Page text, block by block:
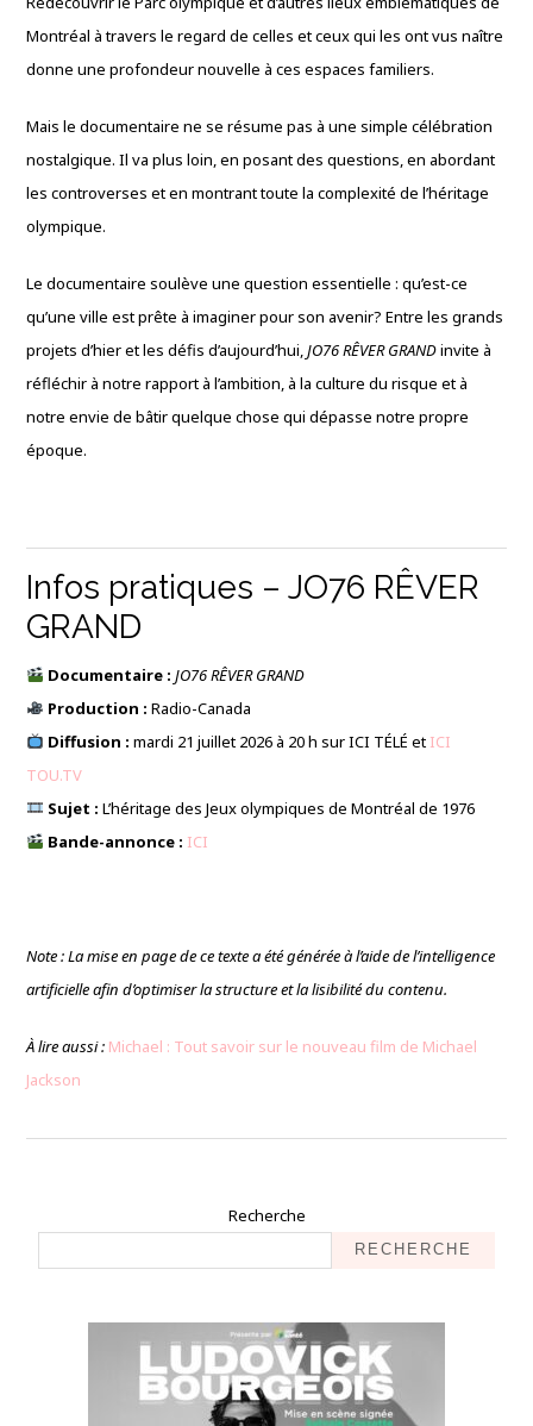
Montréal à travers le regard de celles et ceux qui les ont vus naître
donne une profondeur nouvelle à ces espaces familiers.
Mais le documentaire ne se résume pas à une simple célébration
nostalgique. Il va plus loin, en posant des questions, en abordant
les controverses et en montrant toute la complexité de l’héritage
olympique.
Le documentaire soulève une question essentielle : qu’est-ce
qu’une ville est prête à imaginer pour son avenir? Entre les grands
projets d’hier et les défis d’aujourd’hui,JO76 RÊVER GRANDinvite à
réfléchir à notre rapport à l’ambition, à la culture du risque et à
notre envie de bâtir quelque chose qui dépasse notre propre
époque.
Infos pratiques – JO76 RÊVER
GRAND
Documentaire : JO76 RÊVER GRAND
Production : Radio-Canada
Diffusion : mardi 21 juillet 2026 à 20 h sur ICI TÉLÉ et ICI
TOU.TV
Sujet : L’héritage des Jeux olympiques de Montréal de 1976
Bande-annonce : ICI
Note : La mise en page de ce texte a été générée à l’aide de l’intelligence
artificielle afin d’optimiser la structure et la lisibilité du contenu.
À lire aussi : Michael : Tout savoir sur le nouveau film de Michael
Jackson
Recherche
RECHERCHE